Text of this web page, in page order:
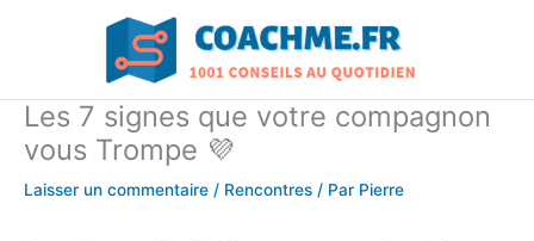
Les 7 signes que votre compagnon
vous Trompe 💜
Laisser un commentaire / Rencontres / Par Pierre